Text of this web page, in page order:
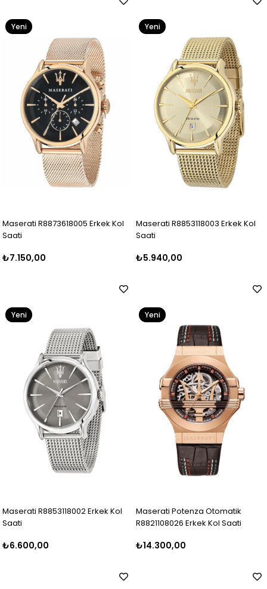
Maserati R8873618005 Erkek Kol
Saati
₺7.150,00
Yeni
Maserati R8853118003 Erkek Kol
Saati
₺5.940,00
Yeni
Maserati R8853118002 Erkek Kol
Saati
₺6.600,00
Yeni
Maserati Potenza Otomatik
R8821108026 Erkek Kol Saati
₺14.300,00
Yeni